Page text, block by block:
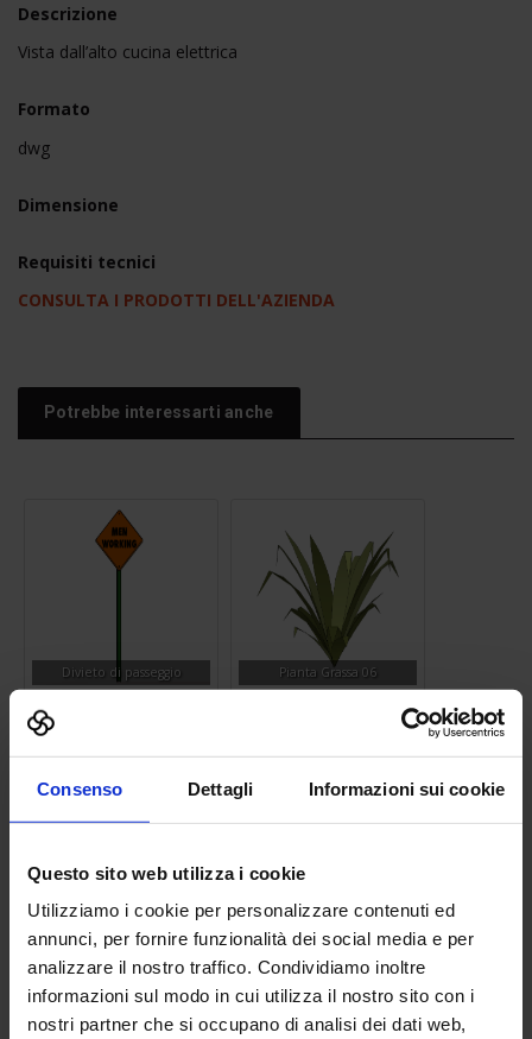
Consenso Dettagli Informazioni sui cookie
Questo sito web utilizza i cookie
Utilizziamo i cookie per personalizzare contenuti ed
annunci, per fornire funzionalità dei social media e per
analizzare il nostro traffico. Condividiamo inoltre
informazioni sul modo in cui utilizza il nostro sito con i
nostri partner che si occupano di analisi dei dati web,
Descrizione
Vista dall’alto cucina elettrica
Formato
dwg
Dimensione
Requisiti tecnici
CONSULTA I PRODOTTI DELL'AZIENDA
Potrebbe interessarti anche
Divieto di passeggio Pianta Grassa 06
Radiatore Lampione stradale 06